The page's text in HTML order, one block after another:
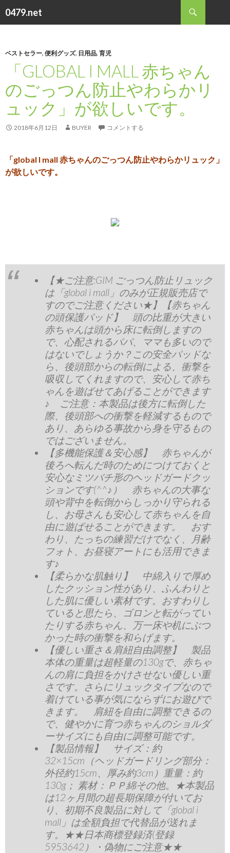
0479.net
索
ン
ス
キ
ッ
プ
ベストセラー, 便利グッズ, 日用品, 育児
「GLOBAL I MALL 赤ちゃん
のごっつん防止やわらかリ
ュック」が欲しいです。
2018年6月12日 BUYER コメントする
「global I mall 赤ちゃんのごっつん防止やわらかリュック」
が欲しいです。
【★ご注意:GIM ごっつん防止リュック
は「global i mall」のみが正規販売店で
すのでご注意ください★】【赤ちゃん
の頭保護パッド】 頭の比重が大きい
赤ちゃんは頭から床に転倒しますの
で、心配されるパパ、ママも多いので
はないでしょうか？この安全パッドな
ら、後頭部からの転倒による、衝撃を
吸収してくれますので、安心して赤ち
ゃんを遊ばせてあげることができます
♪ ご注意：本製品は後方に転倒した
際、後頭部への衝撃を軽減するもので
あり、あらゆる事故から身を守るもの
ではございません。
【多機能保護＆安心感】 赤ちゃんが
後ろへ転んだ時のためにつけておくと
安心なミツバチ形のヘッドガードクッ
ションです(^^♪） 赤ちゃんの大事な
頭や背中を転倒からしっかり守られる
し、お母さんも安心して赤ちゃんを自
由に遊ばせることができます。 おす
わり、たっちの練習だけでなく、月齢
フォト、お昼寝アートにも活用できま
す♪
【柔らかな肌触り】 中綿入りで厚め
したクッション性があり、ふんわりと
した肌に優しい素材です。おすわりし
ていると思たら、ゴロンと転がってい
たりする赤ちゃん、万一床や机にぶつ
かった時の衝撃を和らげます。
【優しい重さ＆肩紐自由調整】 製品
本体の重量は超軽量の130gで、赤ちゃ
んの肩に負担をかけさせない優しい重
さです。さらにリュックタイプなので
着けている事が気にならずにお遊びで
きます。 肩紐を自由に調整できるの
で、健やかに育つ赤ちゃんのショルダ
ーサイズにも自由に調整可能です。
【製品情報】 サイズ：約
32×15cm（ヘッドガードリング部分：
外径約15cm、厚み約3cm）重量：約
130g； 素材：ＰＰ綿その他。★本製品
は12ヶ月間の超長期保障が付いてお
り、初期不良製品に対して「global i
mall」は全額負担で代替品が送れま
す。★★日本商標登録済(登録
5953642）・偽物にご注意★★